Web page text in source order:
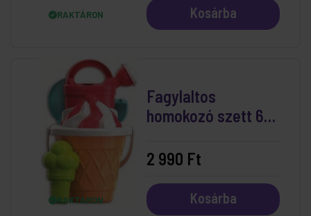
RAKTÁRON Kosárba
RAKTÁRON
Fagylaltos
homokozó szett 6
2 990 Ft
Kosárba